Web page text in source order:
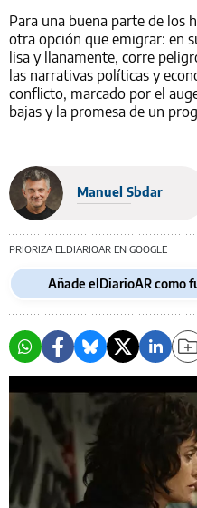
Para una buena parte de los
otra opción que emigrar: en
lisa y llanamente, corre
las narrativas políticas y
conflicto, marcado por el
bajas y la promesa de un
Manuel Sbdar
PRIORIZA ELDIARIOAR EN GOOGLE
Añade elDiarioAR como